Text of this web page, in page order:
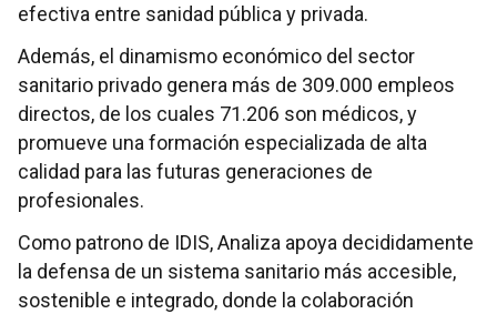
efectiva entre sanidad pública y privada.
Además, el dinamismo económico del sector
sanitario privado genera más de 309.000 empleos
directos, de los cuales 71.206 son médicos, y
promueve una formación especializada de alta
calidad para las futuras generaciones de
profesionales.
Como patrono de IDIS, Analiza apoya decididamente
la defensa de un sistema sanitario más accesible,
sostenible e integrado, donde la colaboración